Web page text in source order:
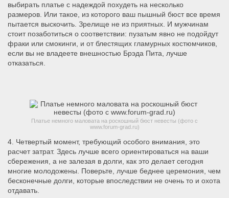
выбирать платье с надеждой похудеть на несколько
размеров. Или такое, из которого ваш пышный бюст все время
пытается выскочить. Зрелище не из приятных. И мужчинам
стоит позаботиться о соответствии: пузатым явно не подойдут
фраки или смокинги, и от блестящих гламурных костюмчиков,
если вы не владеете внешностью Брэда Пита, лучше
отказаться.
Платье немного маловата на роскошный бюст невесты (фото с
www.forum-grad.ru)
4. Четвертый момент, требующий особого внимания, это
расчет затрат. Здесь лучше всего ориентироваться на ваши
сбережения, а не залезая в долги, как это делает сегодня
многие молодожены.
Поверьте, лучше беднее церемония, чем
бесконечные долги, которые впоследствии не очень то и охота
отдавать.